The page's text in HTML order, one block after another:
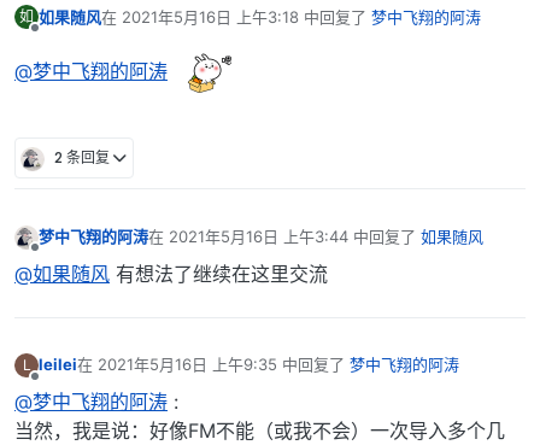
如 如果随风在 2021年5月16日 上午3:18 中回复了 梦中飞翔的阿涛
最后由 编辑
@梦中飞翔的阿涛
2 条回复
梦中飞翔的阿涛在 2021年5月16日 上午3:44 中回复了 如果随风
最后由 编辑
@如果随风 有想法了继续在这里交流
L leilei在 2021年5月16日 上午9:35 中回复了 梦中飞翔的阿涛
最后由 编辑
@梦中飞翔的阿涛 :
当然，我是说：好像FM不能（或我不会）一次导入多个几